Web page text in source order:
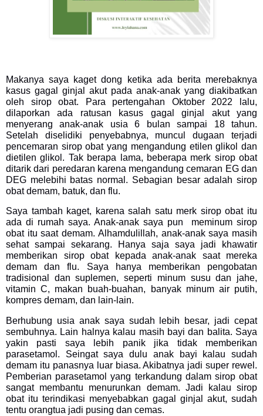
Makanya saya kaget dong ketika ada berita merebaknya
kasus gagal ginjal akut pada anak-anak yang diakibatkan
oleh sirop obat. Para pertengahan Oktober 2022 lalu,
dilaporkan ada ratusan kasus gagal ginjal akut yang
menyerang anak-anak usia 6 bulan sampai 18 tahun.
Setelah diselidiki penyebabnya, muncul dugaan terjadi
pencemaran sirop obat yang mengandung etilen glikol dan
dietilen glikol. Tak berapa lama, beberapa merk sirop obat
ditarik dari peredaran karena mengandung cemaran EG dan
DEG melebihi batas normal. Sebagian besar adalah sirop
obat demam, batuk, dan flu.
Saya tambah kaget, karena salah satu merk sirop obat itu
ada di rumah saya. Anak-anak saya pun meminum sirop
obat itu saat demam. Alhamdulillah, anak-anak saya masih
sehat sampai sekarang. Hanya saja saya jadi khawatir
memberikan sirop obat kepada anak-anak saat mereka
demam dan flu. Saya hanya memberikan pengobatan
tradisional dan suplemen, seperti minum susu dan jahe,
vitamin C, makan buah-buahan, banyak minum air putih,
kompres demam, dan lain-lain.
Berhubung usia anak saya sudah lebih besar, jadi cepat
sembuhnya. Lain halnya kalau masih bayi dan balita. Saya
yakin pasti saya lebih panik jika tidak memberikan
parasetamol. Seingat saya dulu anak bayi kalau sudah
demam itu panasnya luar biasa. Akibatnya jadi super rewel.
Pemberian parasetamol yang terkandung dalam sirop obat
sangat membantu menurunkan demam. Jadi kalau sirop
obat itu terindikasi menyebabkan gagal ginjal akut, sudah
tentu orangtua jadi pusing dan cemas.